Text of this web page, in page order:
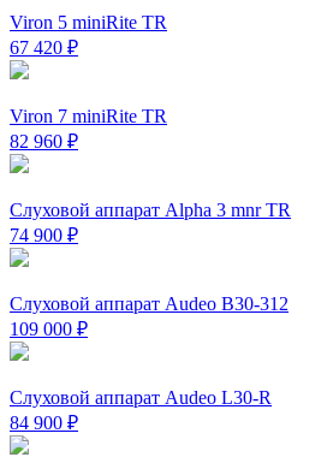
Viron 5 miniRite TR
67 420 ₽
Viron 7 miniRite TR
82 960 ₽
Слуховой аппарат Alpha 3 mnr TR
74 900 ₽
Слуховой аппарат Audeo B30-312
109 000 ₽
Слуховой аппарат Audeo L30-R
84 900 ₽